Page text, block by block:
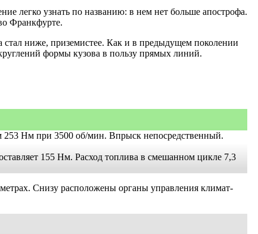
легко узнать по названию: в нем нет больше апострофа.
Франкфурте.
стал ниже, приземистее. Как и в предыдущем поколении
формы кузова в пользу прямых линий.
Нм при 3500 об/мин. Впрыск непосредственный.
155 Нм. Расход топлива в смешанном цикле 7,3
Снизу расположены органы управления климат-